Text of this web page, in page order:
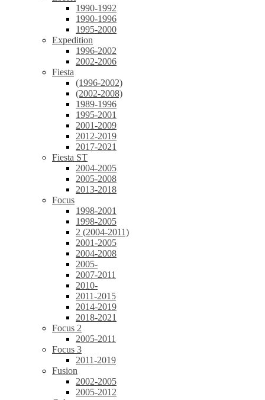
1990-1992
1990-1996
1995-2000
Expedition
1996-2002
2002-2006
Fiesta
(1996-2002)
(2002-2008)
1989-1996
1995-2001
2001-2009
2012-2019
2017-2021
Fiesta ST
2004-2005
2005-2008
2013-2018
Focus
1998-2001
1998-2005
2 (2004-2011)
2001-2005
2004-2008
2005-
2007-2011
2010-
2011-2015
2014-2019
2018-2021
Focus 2
2005-2011
Focus 3
2011-2019
Fusion
2002-2005
2005-2012